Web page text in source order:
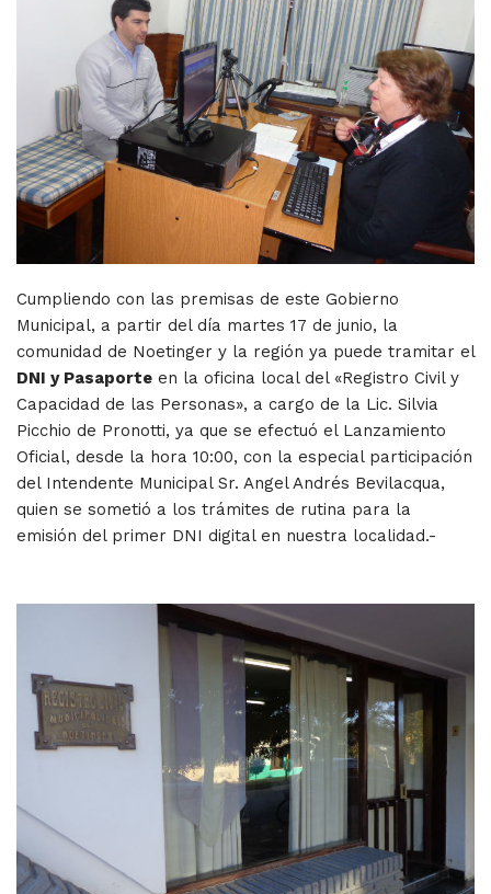
Cumpliendo con las premisas de este Gobierno
Municipal, a partir del día martes 17 de junio, la
comunidad de Noetinger y la región ya puede tramitar el
DNI y Pasaporte en la oficina local del «Registro Civil y
Capacidad de las Personas», a cargo de la Lic. Silvia
Picchio de Pronotti, ya que se efectuó el Lanzamiento
Oficial, desde la hora 10:00, con la especial participación
del Intendente Municipal Sr. Angel Andrés Bevilacqua,
quien se sometió a los trámites de rutina para la
emisión del primer DNI digital en nuestra localidad.-